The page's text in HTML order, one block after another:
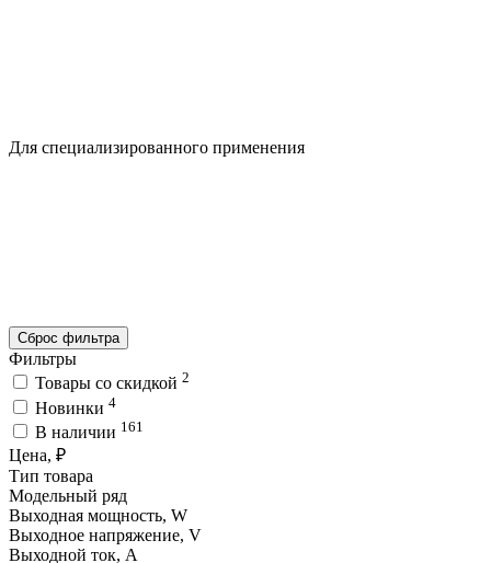
Для специализированного применения
Сброс фильтра
Фильтры
Товары со скидкой 2
Новинки 4
В наличии 161
Цена, ₽
Тип товара
Модельный ряд
Выходная мощность, W
Выходное напряжение, V
Выходной ток, A